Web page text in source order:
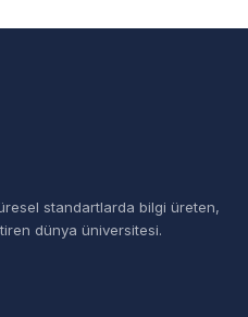
standartlarda bilgi üreten,
dünya üniversitesi.